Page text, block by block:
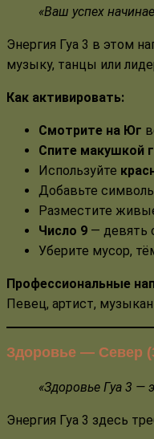
«Ваш успех
Энергия Гуа 3 в этом
музыку, танцы или
Как активировать:
Смотрите на Юг
Спите макушкой
Используйте
Добавьте
Разместите
Число 9 — девять
Уберите мусор,
Профессиональные
Певец, артист,
Здоровье — Север
«Здоровье Гуа 3 —
Энергия Гуа 3 здесь